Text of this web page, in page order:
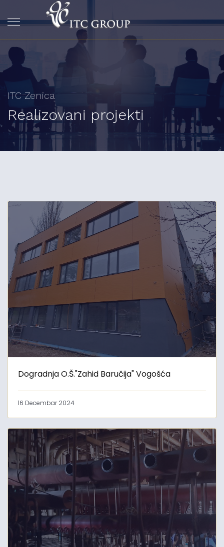
ITC Zenica
Realizovani projekti
Dogradnja O.Š."Zahid Baručija" Vogošća
16 Decembar 2024